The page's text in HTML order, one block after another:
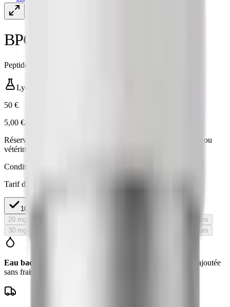
BPC-157 Peptide
Peptide étudié dans 100+ publications peer-reviewed
Lyophilisé
50 €
5,00 €/mg
Réservé à la recherche in vitro · non destiné à l'usage humain ou
vétérinaire.
Conditionnement
Tarif dégressif au mg
10 mg
20 mg
En rupture — réapprovisionnement en cours
30 mg
En rupture — réapprovisionnement en cours
Eau bactériostatique offerte
€, ajoutée
sans frais